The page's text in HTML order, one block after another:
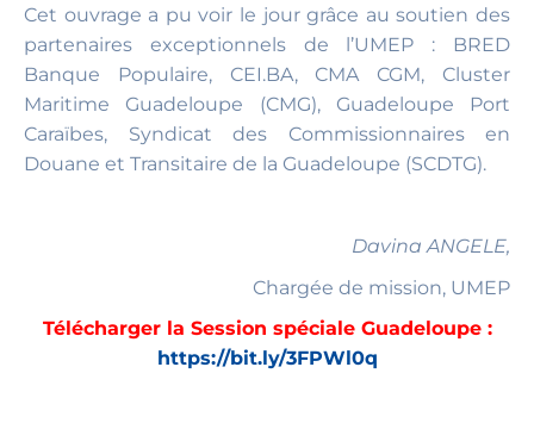
Cet ouvrage a pu voir le jour grâce au soutien des
partenaires exceptionnels de l’UMEP : BRED
Banque Populaire, CEI.BA, CMA CGM, Cluster
Maritime Guadeloupe (CMG), Guadeloupe Port
Caraïbes, Syndicat des Commissionnaires en
Douane et Transitaire de la Guadeloupe (SCDTG).
Davina ANGELE,
Chargée de mission, UMEP
Télécharger la Session spéciale Guadeloupe :
https://bit.ly/3FPWl0q